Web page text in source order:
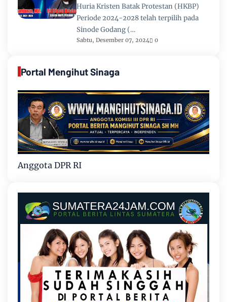
Huria Kristen Batak Protestan (HKBP)
Periode 2024-2028 telah terpilih pada
Sinode Godang (…
Sabtu, Desember 07, 2024 0
Portal Mengihut Sinaga
Anggota DPR RI